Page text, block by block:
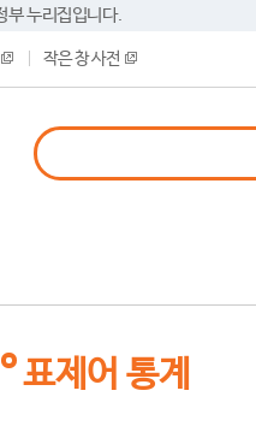
부 누리집입니다.
작은 창 사전
표제어 통계